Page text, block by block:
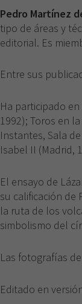
Pedro Martínez
tipo de áreas y
editorial. Es
Entre sus
Ha participado
1992); Toros en
Instantes, Sala
Isabel II (Madrid,
El ensayo de
su calificación de
la ruta de los
simbolismo del
Las fotografías
Editado en